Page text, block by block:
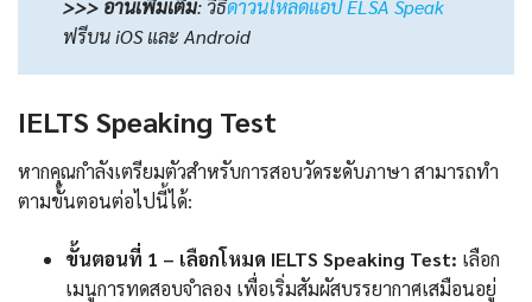
>>> อ่านเพิ่มเติม: วิธีดาวน์โหลดแอป ELSA Speak
ฟรีบน iOS และ Android
IELTS Speaking Test
หากคุณกำลังเตรียมตัวสำหรับการสอบวัดระดับภาษา สามารถทำ
ตามขั้นตอนต่อไปนี้ได้:
ขั้นตอนที่ 1 – เลือกโหมด IELTS Speaking Test: เลือก
เมนูการทดสอบจำลอง เพื่อเริ่มสัมผัสบรรยากาศเสมือนอยู่